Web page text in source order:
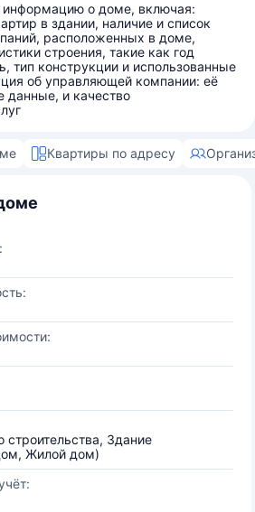
информацию о доме, включая:
в здании, наличие и список
расположенных в доме,
строения, такие как год
тип конструкции и использованные
об управляющей компании: её
данные, и качество
Квартиры по адресу
строительства, Здание
Жилой дом)